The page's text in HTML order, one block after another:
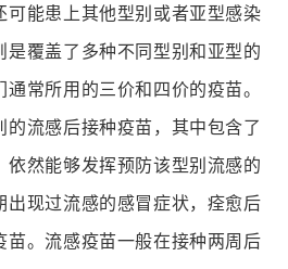
可能患上其他型别或者亚型感染
是覆盖了多种不同型别和亚型的
常所用的三价和四价的疫苗。
的流感后接种疫苗，其中包含了
依然能够发挥预防该型别流感的
出现过流感的感冒症状，痊愈后
苗。流感疫苗一般在接种两周后